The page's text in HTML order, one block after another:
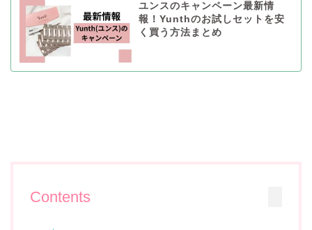
ユンスのキャンペーン最新情
報！Yunthのお試しセットを安
く買う方法まとめ
Contents